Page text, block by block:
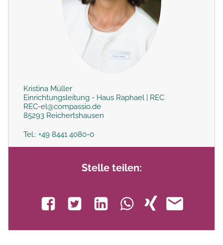
Kristina Müller
Einrichtungsleitung - Haus Raphael | REC
REC-el@compassio.de
85293 Reichertshausen
Tel.: +49 8441 4080-0
Stelle teilen: